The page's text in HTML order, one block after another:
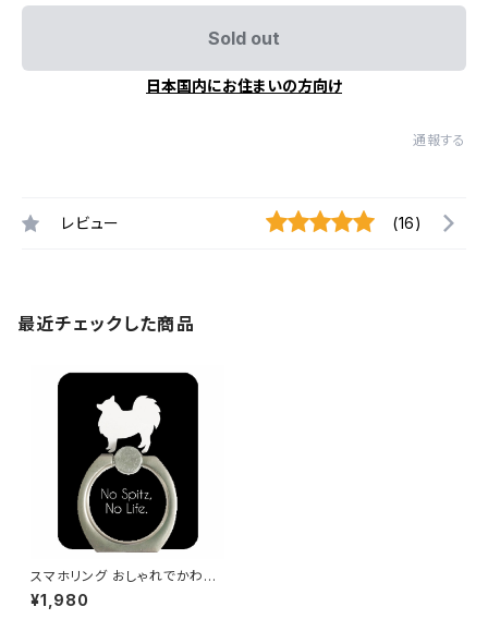
Sold out
日本国内にお住まいの方向け
通報する
レビュー (16)
最近チェックした商品
スマホリング おしゃれでかわい
い日本スピッツ（黒地に白犬）
¥1,980